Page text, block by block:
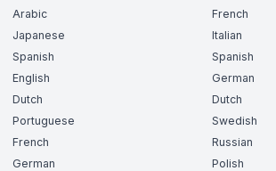
Arabic
Japanese
Spanish
English
Dutch
Portuguese
French
German
French
Italian
Spanish
German
Dutch
Swedish
Russian
Polish